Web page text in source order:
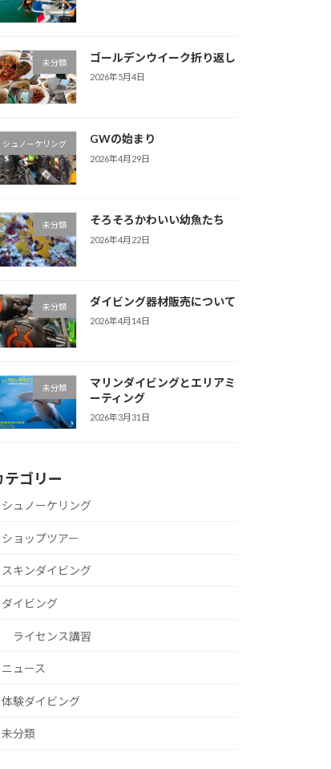
未分類 ゴールデンウイーク折り返し
2026年5月4日
シュノーケリング GWの始まり
2026年4月29日
未分類 そろそろかわいい幼魚たち
2026年4月22日
未分類 ダイビング器材販売について
2026年4月14日
未分類
マリンダイビングとエリアミ
ーティング
2026年3月31日
テゴリー
シュノーケリング
ショップツアー
スキンダイビング
ダイビング
ライセンス講習
ニュース
体験ダイビング
未分類